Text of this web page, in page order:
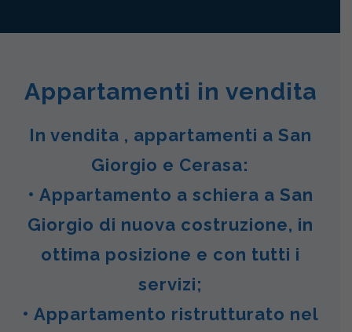
Appartamenti in vendita
In vendita , appartamenti a San
Giorgio e Cerasa:
• Appartamento a schiera a San
Giorgio di nuova costruzione, in
ottima posizione e con tutti i
servizi;
• Appartamento ristrutturato nel